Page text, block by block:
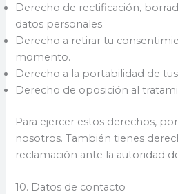
Derecho de rectificación,
datos personales.
Derecho a retirar tu
momento.
Derecho a la portabilidad de
Derecho de oposición al
Para ejercer estos derechos,
nosotros. También tienes
reclamación ante la autoridad
10. Datos de contacto